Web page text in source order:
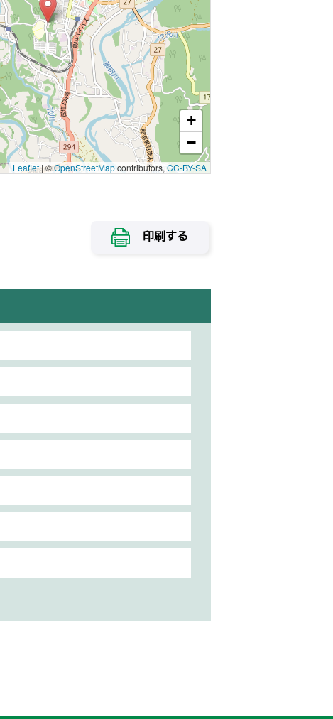
+
−
Leaflet|©OpenStreetMapcontributors, CC-BY-SA
印刷する